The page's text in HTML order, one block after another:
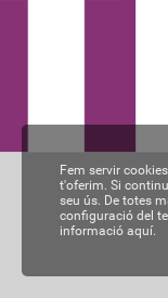
Fem servir
t'oferim. Si
seu ús. De totes
configuració del
informació aquí.